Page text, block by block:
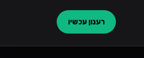
רענון עכשיו